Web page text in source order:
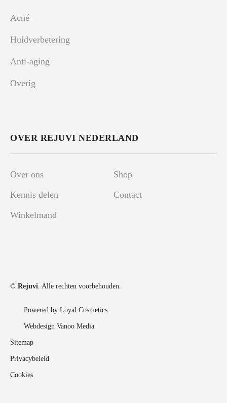
Acné
Huidverbetering
Anti-aging
Overig
OVER REJUVI NEDERLAND
Over ons
Shop
Kennis delen
Contact
Winkelmand
© Rejuvi . Alle rechten voorbehouden.
Powered by Loyal Cosmetics
Webdesign Vanoo Media
Sitemap
Privacybeleid
Cookies